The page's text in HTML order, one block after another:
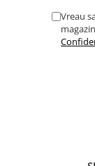
Vreau